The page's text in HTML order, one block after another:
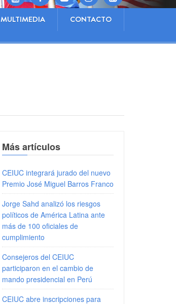
MULTIMEDIA CONTACTO
Más artículos
CEIUC integrará jurado del nuevo
Premio José Miguel Barros Franco
Jorge Sahd analizó los riesgos
políticos de América Latina ante
más de 100 oficiales de
cumplimiento
Consejeros del CEIUC
participaron en el cambio de
mando presidencial en Perú
CEIUC abre inscripciones para